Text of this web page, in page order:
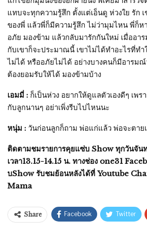
แทบจะทุกความรู้สึก ตั้งแต่เอ็นดู ห่วงใย รัก เ
ของพี่ แล้วพี่ก็มีความรู้สึก ไม่ว่ามุมไหน พี่ก็ห
อภัย มองข้าม แล้วกลับมารักกันใหม่ เมื่ออา
กับเขาก็จะประมาณนี้ เขาไม่ได้ทำอะไรที่ทำ
ไม่ได้ หรืออภัยไม่ได้ อย่างบางคนก็มีอารมณ์
ต้องยอมรับให้ได้ มองข้ามบ้าง
เอมมี่ : ก็เป็นห่วง อยากให้ดูแลตัวเองดีๆ เพร
กับลูกนานๆ อย่าเพิ่งรีบไปไหนนะ
หนุ่ม : วันก่อนลูกก็ถาม พ่อแก่แล้ว พ่อจะตาย
ติดตามชมรายการคุยแซ่บ Show ทุกวันจัน
เวลา13.15-14.15 น. ทางช่อง one31
บShow รับชมย้อนหลังได้ที่ Youtube
Mama
Share Facebook Twitter